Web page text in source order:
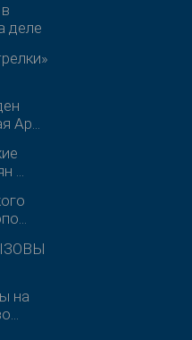
деле
Ар...
...
на